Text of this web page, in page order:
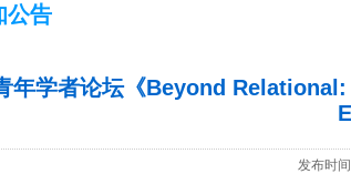
公告
年学者论坛《Beyond
发布时